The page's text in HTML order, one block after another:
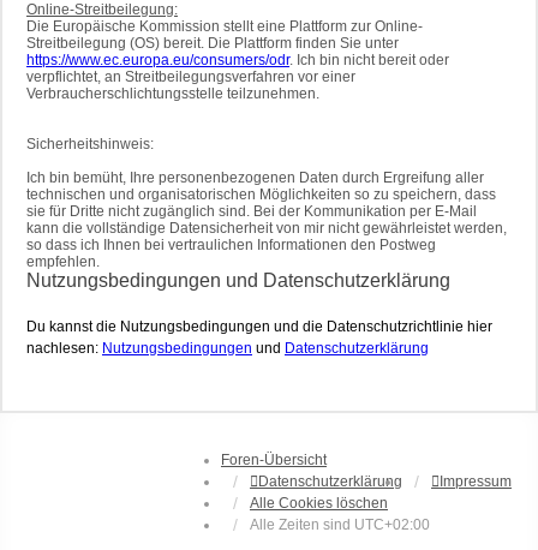
Online-Streitbeilegung:
Die Europäische Kommission stellt eine Plattform zur Online-
Streitbeilegung (OS) bereit. Die Plattform finden Sie unter
https://www.ec.europa.eu/consumers/odr. Ich bin nicht bereit oder
verpflichtet, an Streitbeilegungsverfahren vor einer
Verbraucherschlichtungsstelle teilzunehmen.
Sicherheitshinweis:
Ich bin bemüht, Ihre personenbezogenen Daten durch Ergreifung aller
technischen und organisatorischen Möglichkeiten so zu speichern, dass
sie für Dritte nicht zugänglich sind. Bei der Kommunikation per E-Mail
kann die vollständige Datensicherheit von mir nicht gewährleistet werden,
so dass ich Ihnen bei vertraulichen Informationen den Postweg
empfehlen.
Nutzungsbedingungen und Datenschutzerklärung
Du kannst die Nutzungsbedingungen und die Datenschutzrichtlinie hier
nachlesen: Nutzungsbedingungen und Datenschutzerklärung
Foren-Übersicht
Datenschutzerklärung
Impressum
Alle Cookies löschen
Alle Zeiten sind UTC+02:00